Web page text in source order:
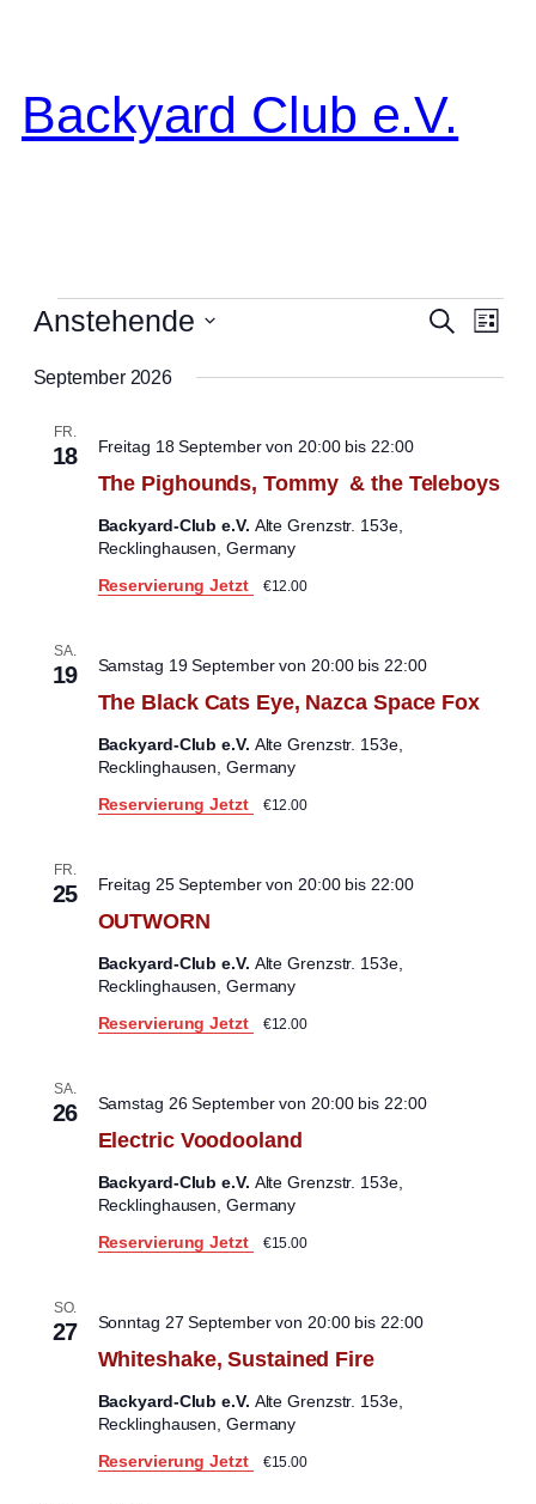
Backyard Club e.V.
Veranstaltungen SucheListe
Anstehende
wählen.
September 2026
FR.
18
The Pighounds, Tommy & the Teleboys
Freitag 18 September von 20:00bis 22:00
Backyard-Club e.V. Alte Grenzstr. 153e,
Recklinghausen, Germany
Reservierung Jetzt
€12.00
SA.
19
The Black Cats Eye, Nazca Space Fox
Samstag 19 September von 20:00bis 22:00
Backyard-Club e.V. Alte Grenzstr. 153e,
Recklinghausen, Germany
Reservierung Jetzt
€12.00
FR.
25
OUTWORN
Freitag 25 September von 20:00bis 22:00
Backyard-Club e.V. Alte Grenzstr. 153e,
Recklinghausen, Germany
Reservierung Jetzt
€12.00
SA.
26
Electric Voodooland
Samstag 26 September von 20:00bis 22:00
Backyard-Club e.V. Alte Grenzstr. 153e,
Recklinghausen, Germany
Reservierung Jetzt
€15.00
SO.
27
Whiteshake, Sustained Fire
Sonntag 27 September von 20:00bis 22:00
Backyard-Club e.V. Alte Grenzstr. 153e,
Recklinghausen, Germany
Reservierung Jetzt
€15.00